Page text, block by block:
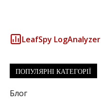
LeafSpy LogAnalyzer
ПОПУЛЯРНІ КАТЕГОРІЇ
Блог